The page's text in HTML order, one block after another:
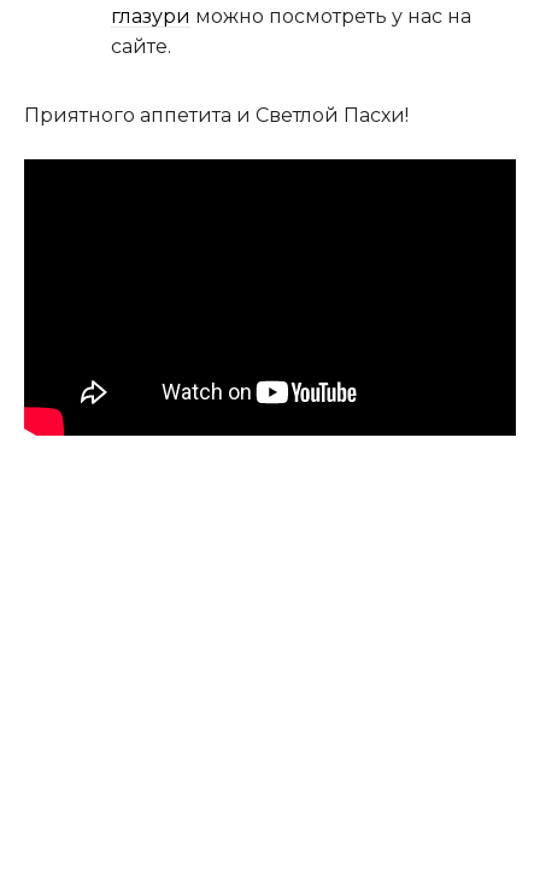
глазури можно посмотреть у нас на
сайте.
Приятного аппетита и Светлой Пасхи!